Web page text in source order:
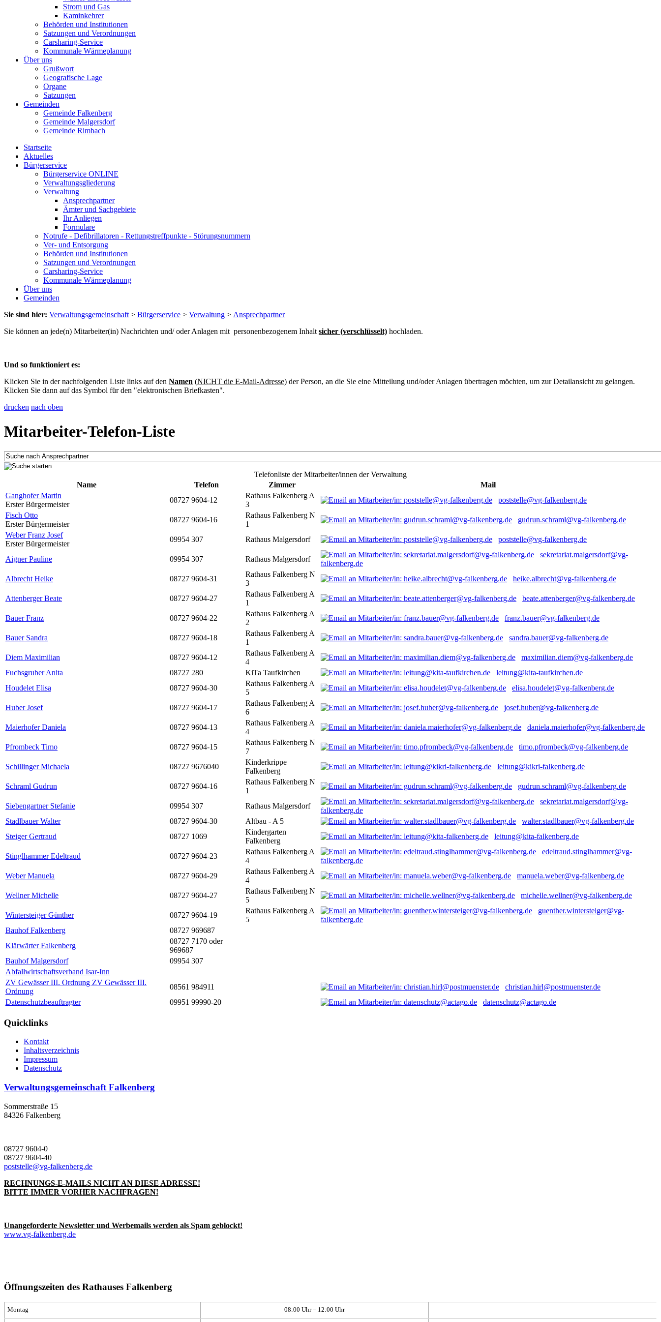
Strom und Gas
Kaminkehrer
Behörden und Institutionen
Satzungen und Verordnungen
Carsharing-Service
Kommunale Wärmeplanung
Über uns
Grußwort
Geografische Lage
Organe
Satzungen
Gemeinden
Gemeinde Falkenberg
Gemeinde Malgersdorf
Gemeinde Rimbach
Startseite
Aktuelles
Bürgerservice
Bürgerservice ONLINE
Verwaltungsgliederung
Verwaltung
Ansprechpartner
Ämter und Sachgebiete
Ihr Anliegen
Formulare
Notrufe - Defibrillatoren - Rettungstreffpunkte - Störungsnummern
Ver- und Entsorgung
Behörden und Institutionen
Satzungen und Verordnungen
Carsharing-Service
Kommunale Wärmeplanung
Über uns
Gemeinden
Sie sind hier: Verwaltungsgemeinschaft > Bürgerservice > Verwaltung > Ansprechpartner
Sie können an jede(n) Mitarbeiter(in) Nachrichten und/ oder Anlagen mit personenbezogenem Inhalt sicher (verschlüsselt) hochladen.
Und so funktioniert es:
Klicken Sie in der nachfolgenden Liste links auf den Namen (NICHT die E-Mail-Adresse) der Person, an die Sie eine Mitteilung und/oder Anlagen übertragen möchten, um zur Detailansicht zu gelangen.
Klicken Sie dann auf das Symbol für den "elektronischen Briefkasten".
drucken nach oben
Mitarbeiter-Telefon-Liste
Telefonliste der Mitarbeiter/innen der Verwaltung
Name
Telefon Zimmer
Mail
Ganghofer Martin
Erster Bürgermeister
08727 9604-12
Rathaus Falkenberg A
3
poststelle@vg-falkenberg.de
Fisch Otto
Erster Bürgermeister
08727 9604-16
Rathaus Falkenberg N
1
gudrun.schraml@vg-falkenberg.de
Weber Franz Josef
Erster Bürgermeister
09954 307 Rathaus Malgersdorf poststelle@vg-falkenberg.de
Aigner Pauline 09954 307 Rathaus Malgersdorf
sekretariat.malgersdorf@vg-
falkenberg.de
Albrecht Heike
08727 9604-31
Rathaus Falkenberg N
3
heike.albrecht@vg-falkenberg.de
Attenberger Beate 08727 9604-27
Rathaus Falkenberg A
1
beate.attenberger@vg-falkenberg.de
Bauer Franz 08727 9604-22
Rathaus Falkenberg A
2
franz.bauer@vg-falkenberg.de
Bauer Sandra 08727 9604-18
Rathaus Falkenberg A
1
sandra.bauer@vg-falkenberg.de
Diem Maximilian 08727 9604-12
Rathaus Falkenberg A
4
maximilian.diem@vg-falkenberg.de
Fuchsgruber Anita
08727 280 KiTa Taufkirchen
leitung@kita-taufkirchen.de
Houdelet Elisa
08727 9604-30
Rathaus Falkenberg A
5
elisa.houdelet@vg-falkenberg.de
Huber Josef 08727 9604-17
Rathaus Falkenberg A
6
josef.huber@vg-falkenberg.de
Maierhofer Daniela 08727 9604-13
Rathaus Falkenberg A
4
daniela.maierhofer@vg-falkenberg.de
Pfrombeck Timo 08727 9604-15
Rathaus Falkenberg N
7
timo.pfrombeck@vg-falkenberg.de
Schillinger Michaela 08727 9676040
Kinderkrippe
Falkenberg
leitung@kikri-falkenberg.de
Schraml Gudrun 08727 9604-16
Rathaus Falkenberg N
1
gudrun.schraml@vg-falkenberg.de
Siebengartner Stefanie 09954 307 Rathaus Malgersdorf
sekretariat.malgersdorf@vg-
falkenberg.de
Stadlbauer Walter
08727 9604-30 Altbau - A 5
walter.stadlbauer@vg-falkenberg.de
Steiger Gertraud
08727 1069
Kindergarten
Falkenberg
leitung@kita-falkenberg.de
Stinglhammer Edeltraud 08727 9604-23
Rathaus Falkenberg A
4
edeltraud.stinglhammer@vg-
falkenberg.de
Weber Manuela
08727 9604-29
Rathaus Falkenberg A
4
manuela.weber@vg-falkenberg.de
Wellner Michelle 08727 9604-27
Rathaus Falkenberg N
5
michelle.wellner@vg-falkenberg.de
Wintersteiger Günther 08727 9604-19
Rathaus Falkenberg A
5
guenther.wintersteiger@vg-
falkenberg.de
Bauhof Falkenberg
08727 969687
Klärwärter Falkenberg
08727 7170 oder
969687
Bauhof Malgersdorf
09954 307
Abfallwirtschaftsverband Isar-Inn
ZV Gewässer III. Ordnung ZV Gewässer III.
Ordnung
08561 984911
christian.hirl@postmuenster.de
Datenschutzbeauftragter
09951 99990-20 datenschutz@actago.de
Quicklinks
Kontakt
Inhaltsverzeichnis
Impressum
Datenschutz
Verwaltungsgemeinschaft Falkenberg
Sommerstraße 15
84326 Falkenberg
08727 9604-0
08727 9604-40
poststelle@vg-falkenberg.de
RECHNUNGS-E-MAILS NICHT AN DIESE ADRESSE!
BITTE IMMER VORHER NACHFRAGEN!
Unangeforderte Newsletter und Werbemails werden als Spam geblockt!
www.vg-falkenberg.de
Öffnungszeiten des Rathauses Falkenberg
Montag 08:00 Uhr – 12:00 Uhr